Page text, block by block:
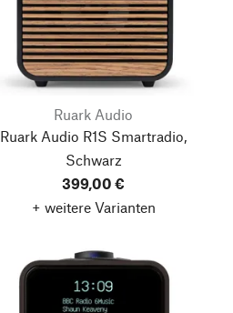
Ruark Audio
Ruark Audio R1S Smartradio,
Schwarz
399,00 €
+ weitere Varianten